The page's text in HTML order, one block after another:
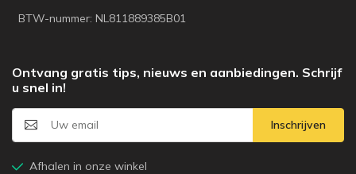
BTW-nummer: NL811889385B01
Ontvang gratis tips, nieuws en aanbiedingen. Schrijf
u snel in!
Inschrijven
Afhalen in onze winkel